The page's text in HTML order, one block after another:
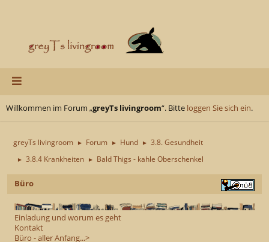
Willkommen im Forum „greyTs livingroom“. Bitte loggen Sie sich ein.
greyTs livingroom ► Forum ► Hund ► 3.8. Gesundheit
► 3.8.4 Krankheiten ► Bald Thigs - kahle Oberschenkel
Büro
Einladung und worum es geht
Kontakt
Büro - aller Anfang...>